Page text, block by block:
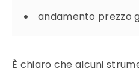
andamento prezzo
È chiaro che alcuni